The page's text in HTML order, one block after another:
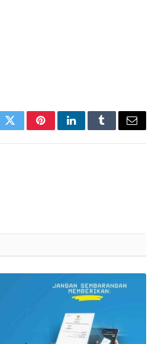
TwitterPinterestLinkedInTumblrEmail